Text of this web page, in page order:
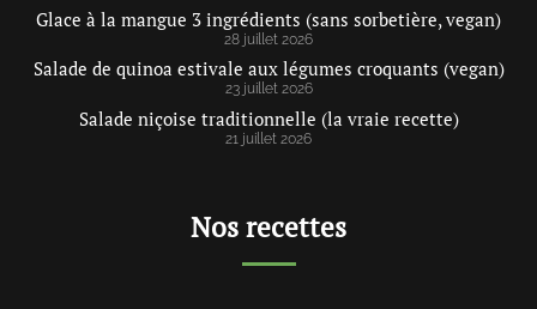
Glace à la mangue 3 ingrédients (sans sorbetière, vegan)
28 juillet 2026
Salade de quinoa estivale aux légumes croquants (vegan)
23 juillet 2026
Salade niçoise traditionnelle (la vraie recette)
21 juillet 2026
Nos recettes